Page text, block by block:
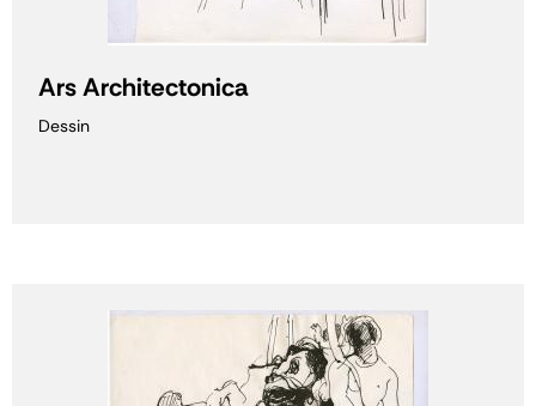
Ars Architectonica
Dessin